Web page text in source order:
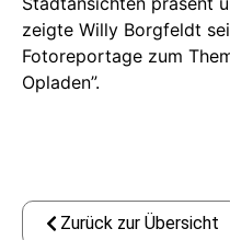
zeigte Willy Borgfeldt
Fotoreportage zum
Opladen”.
Zurück zur Übersicht